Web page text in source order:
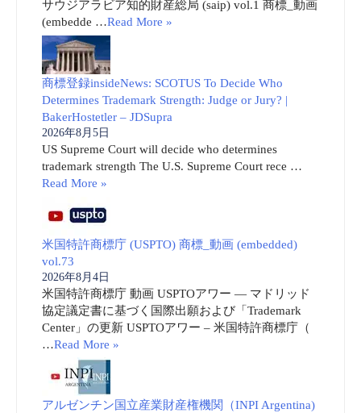
サウジアラビア知的財産総局 (saip) vol.1 商標_動画
(embedde …Read More »
商標登録insideNews: SCOTUS To Decide Who
Determines Trademark Strength: Judge or Jury? |
BakerHostetler – JDSupra
2026年8月5日
US Supreme Court will decide who determines
trademark strength The U.S. Supreme Court rece …
Read More »
米国特許商標庁 (USPTO) 商標_動画 (embedded)
vol.73
2026年8月4日
米国特許商標庁 動画 USPTOアワー ― マドリッド
協定議定書に基づく国際出願および「Trademark
Center」の更新 USPTOアワー – 米国特許商標庁（
…Read More »
アルゼンチン国立産業財産権機関（INPI Argentina)